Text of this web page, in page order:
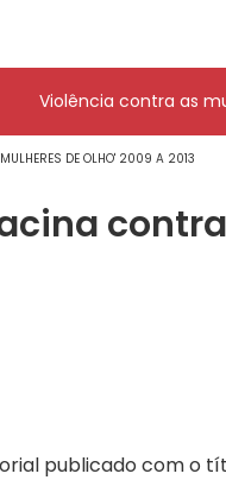
Violência contra as
DE OLHO' 2009 A 2013
publicado com o